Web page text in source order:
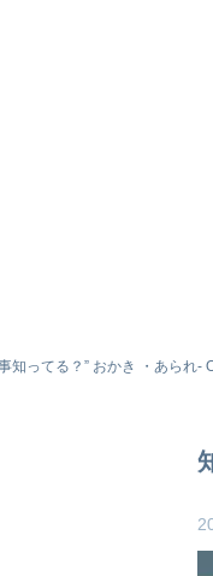
知ってる？” おかき ・あられ-